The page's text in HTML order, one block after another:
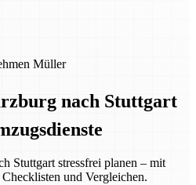
Müller
nach Stuttgart
Stuttgart stressfrei planen – mit
und Vergleichen.